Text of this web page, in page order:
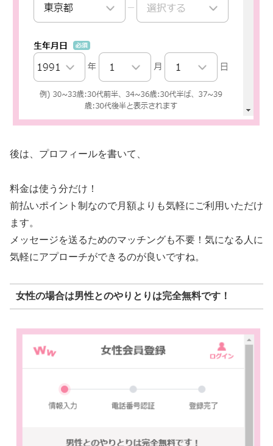
後は、プロフィールを書いて、
料金は使う分だけ！
前払いポイント制なので月額よりも気軽にご利用いただけ
ます。
メッセージを送るためのマッチングも不要！気になる人に
気軽にアプローチができるのが良いですね。
女性の場合は男性とのやりとりは完全無料です！